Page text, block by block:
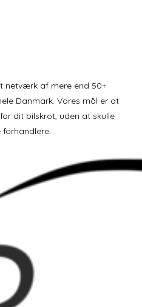
netværk af mere end 50+
Danmark. Vores mål er at
dit bilskrot, uden at skulle
forhandlere.